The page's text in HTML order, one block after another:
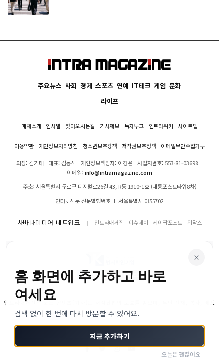
주요뉴스 사회 경제 스포츠 연예 IT테크 게임 문화
라이프
매체소개 인사말 찾아오시는길 기사제보 독자투고 인트라위키 사이트맵
이용약관 개인정보처리방침 청소년보호정책 저작권보호정책 이메일무단수집거부
의장: 김기태 대표: 김동석 개인정보책임자: 이경은
사업자번호: 553-81-03698
이메일:info@intramagazine.com
주소: 서울특별시 구로구 디지털로26길 43, R동 1910-1호 (대륭포스트타워8차)
인터넷신문 신문발행번호 ㅣ 서울특별시 아55702
사바나미디어 네트워크 인트라매거진 이슈데이 케이팝포스트 위닥스
인트라매거진의 모든 콘텐츠(기사)는 저작권법의 보호를 받으며, 무단 전재, 복사, 배포
등을 금합니다.
© 2024–2026 인트라매거진. All Rights Reserved
×
홈 화면에 추가하고 바로
여세요
검색 없이 한 번에 다시 방문할 수 있어요.
지금 추가하기
오늘은 괜찮아요